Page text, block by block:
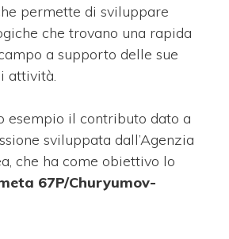
permette di sviluppare
che trovano una rapida
a supporto delle sue
attività.
esempio il contributo dato a
sviluppata dall’Agenzia
che ha come obiettivo lo
67P/Churyumov-